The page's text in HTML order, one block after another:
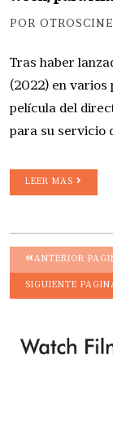
POR
Tras haber
(2022) en varios
película del
para su servicio
LEER MAS
ANTERIOR
SIGUIENTE